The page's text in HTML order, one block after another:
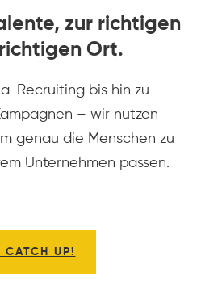
zur richtigen
Ort.
Recruiting bis hin zu
– wir nutzen
genau die Menschen zu
Unternehmen passen.
CATCH UP!